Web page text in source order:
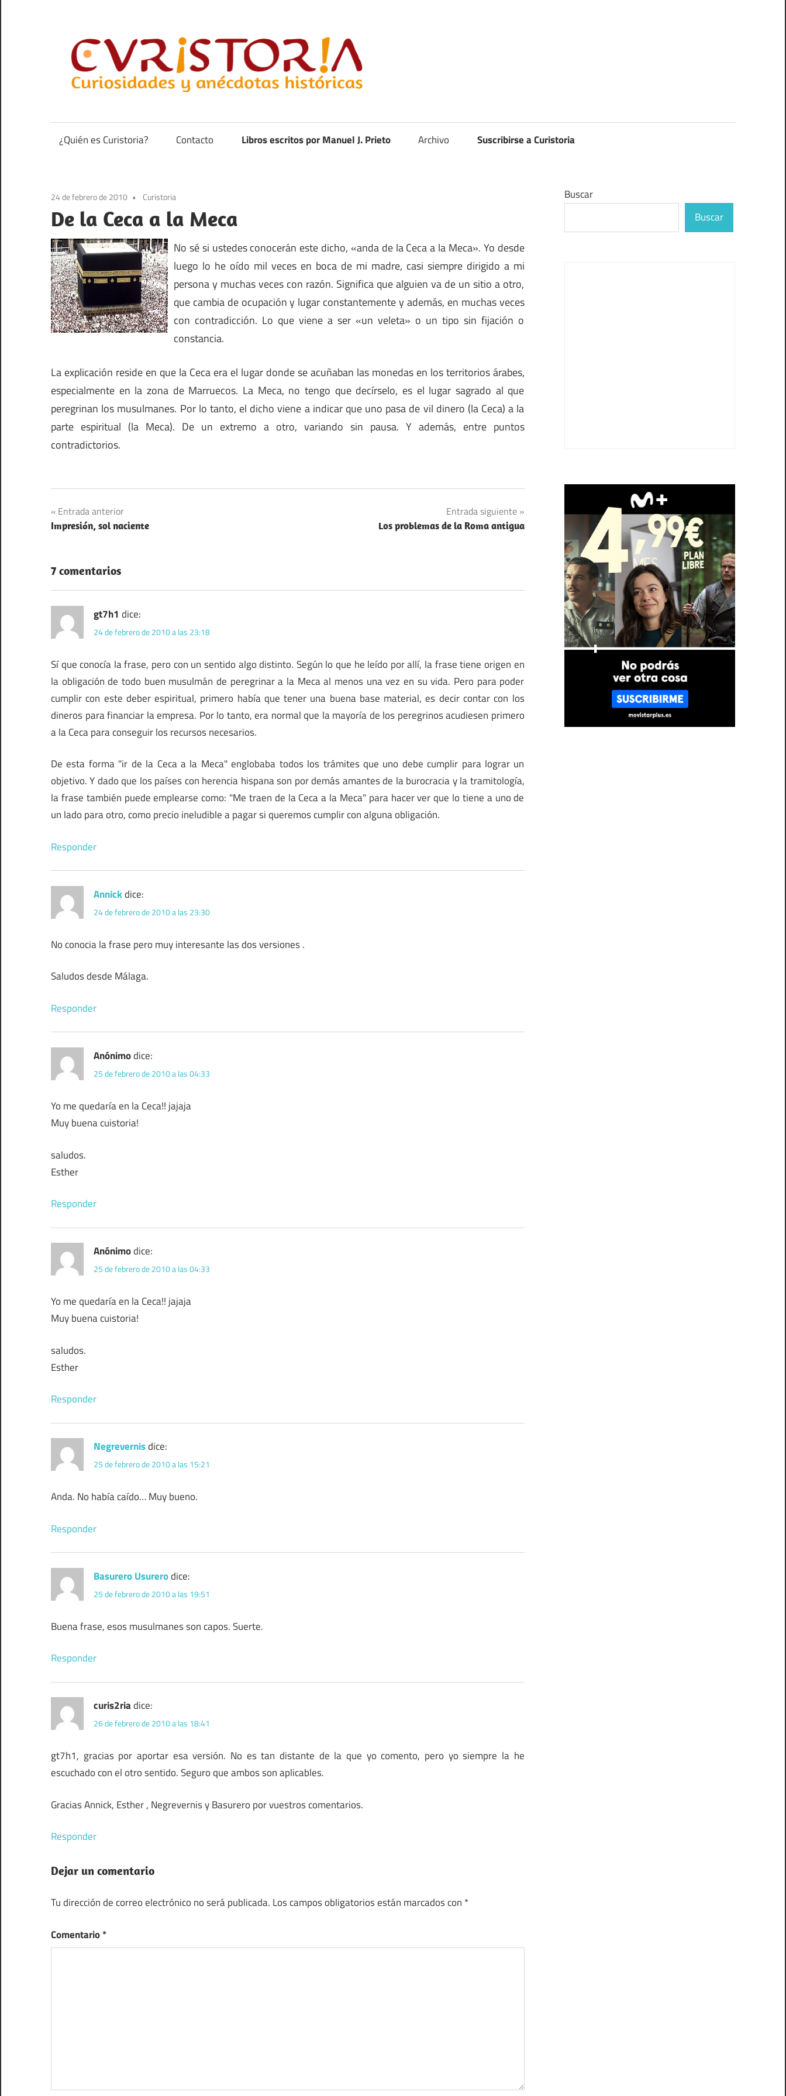
contenido
anécdotas
de
¿Quién es Curistoria? Contacto Libros escritos por Manuel J. Prieto Archivo Suscribirse a Curistoria
24 de febrero de 2010 Curistoria
De la Ceca a la Meca
No sé si ustedes conocerán este dicho, «anda de la Ceca a la Meca». Yo desde
luego lo he oído mil veces en boca de mi madre, casi siempre dirigido a mi
persona y muchas veces con razón. Significa que alguien va de un sitio a otro,
que cambia de ocupación y lugar constantemente y además, en muchas veces
con contradicción. Lo que viene a ser «un veleta» o un tipo sin fijación o
constancia.
La explicación reside en que la Ceca era el lugar donde se acuñaban las monedas en los territorios árabes,
especialmente en la zona de Marruecos. La Meca, no tengo que decírselo, es el lugar sagrado al que
peregrinan los musulmanes. Por lo tanto, el dicho viene a indicar que uno pasa de vil dinero (la Ceca) a la
parte espiritual (la Meca). De un extremo a otro, variando sin pausa. Y además, entre puntos
contradictorios.
Navegación
de
entradas
Entrada anterior
Impresión, sol naciente
Entrada siguiente
Los problemas de la Roma antigua
7 comentarios
gt7h1 dice:
24 de febrero de 2010 a las 23:18
Sí que conocía la frase, pero con un sentido algo distinto. Según lo que he leído por allí, la frase tiene origen en
la obligación de todo buen musulmán de peregrinar a la Meca al menos una vez en su vida. Pero para poder
cumplir con este deber espiritual, primero había que tener una buena base material, es decir contar con los
dineros para financiar la empresa. Por lo tanto, era normal que la mayoría de los peregrinos acudiesen primero
a la Ceca para conseguir los recursos necesarios.
De esta forma "ir de la Ceca a la Meca" englobaba todos los trámites que uno debe cumplir para lograr un
objetivo. Y dado que los países con herencia hispana son por demás amantes de la burocracia y la tramitología,
la frase también puede emplearse como: "Me traen de la Ceca a la Meca" para hacer ver que lo tiene a uno de
un lado para otro, como precio ineludible a pagar si queremos cumplir con alguna obligación.
Responder
Annickdice:
24 de febrero de 2010 a las 23:30
No conocia la frase pero muy interesante las dos versiones .
Saludos desde Málaga.
Responder
Anónimodice:
25 de febrero de 2010 a las 04:33
Yo me quedaría en la Ceca!! jajaja
Muy buena cuistoria!
saludos.
Esther
Responder
Anónimodice:
25 de febrero de 2010 a las 04:33
Yo me quedaría en la Ceca!! jajaja
Muy buena cuistoria!
saludos.
Esther
Responder
Negrevernisdice:
25 de febrero de 2010 a las 15:21
Anda. No había caído… Muy bueno.
Responder
Basurero Usurerodice:
25 de febrero de 2010 a las 19:51
Buena frase, esos musulmanes son capos. Suerte.
Responder
curis2riadice:
26 de febrero de 2010 a las 18:41
gt7h1, gracias por aportar esa versión. No es tan distante de la que yo comento, pero yo siempre la he
escuchado con el otro sentido. Seguro que ambos son aplicables.
Gracias Annick, Esther , Negrevernis y Basurero por vuestros comentarios.
Responder
Dejar un comentario
Tu dirección de correo electrónico no será publicada. Los campos obligatorios están marcados con *
Comentario*
Buscar
Buscar